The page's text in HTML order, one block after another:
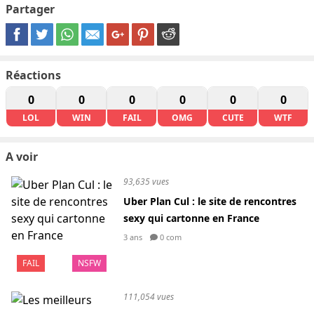
Partager
Réactions
0
LOL
0
WIN
0
FAIL
0
OMG
0
CUTE
0
WTF
A voir
FAIL NSFW
93,635 vues
Uber Plan Cul : le site de rencontres
sexy qui cartonne en France
3 ans 0 com
111,054 vues